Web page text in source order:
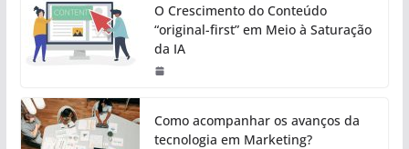
O Crescimento do Conteúdo
“original-first” em Meio à Saturação
da IA
Como acompanhar os avanços da
tecnologia em Marketing?